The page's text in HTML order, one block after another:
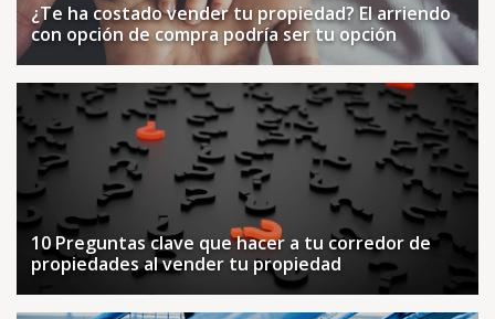
¿Te ha costado vender tu propiedad? El arriendo
con opción de compra podría ser tu opción
10 Preguntas clave que hacer a tu corredor de
propiedades al vender tu propiedad